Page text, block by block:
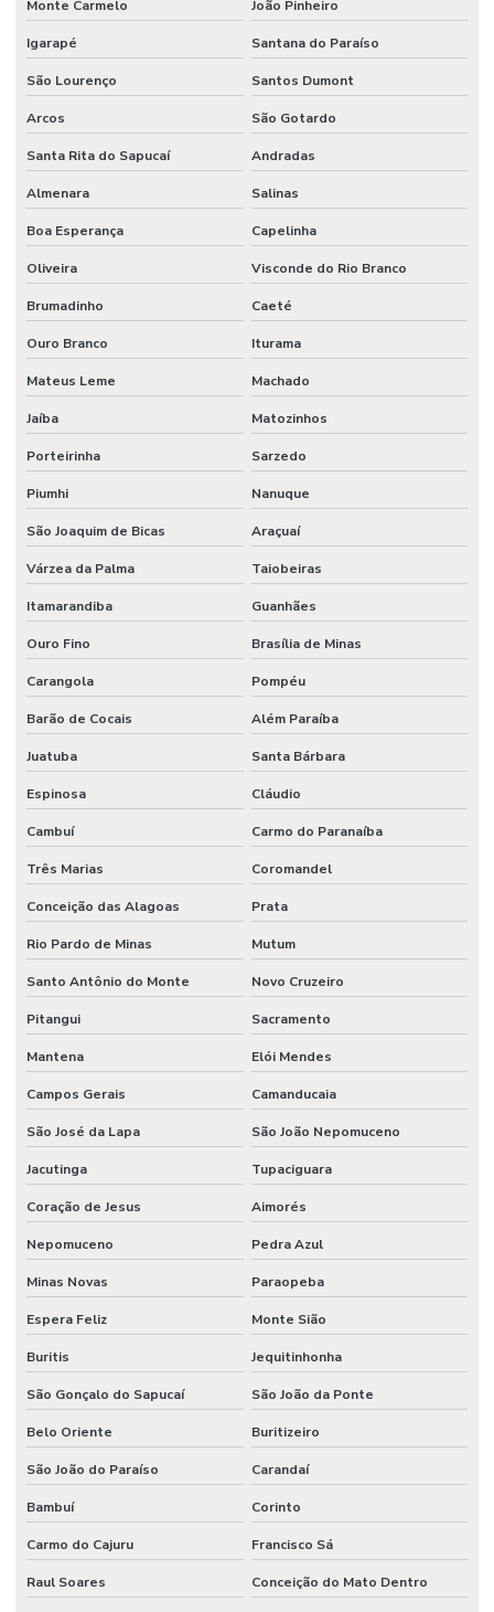
Lâminas Para Nivelamento De Terrenos Em Minas Gerais
Mangueira 100r7 Alta Pressão
Mangueira 100r7 Preta
Mangueira De Alta Pressão Em Minas Gerais
Mangueira Epdm Para Água Quente Em Minas Gerais
Mangueira Hidráulica
Mangueira Hidráulica 100r14 Alta Pressão
Mangueira Hidráulica 100r15
Mangueira Hidráulica Alta Pressão
Mangueira Hidráulica Alta Pressão 100r2at
Mangueira Hidráulica Com Espirais De Aço
Mangueira Hidráulica De Alta Pressão Em Minas Gerais
Mangueira Hidráulica Preço
Mangueira Vapor Saturado
Manômetro De Pressão
Manômetro De Pressão Com Caixa Em Inox
Manutenção De Equipamentos Hidráulicos
Motor Hidráulico
Óleo De Motor
Óleo Direção
Óleo Hidráulico
Óleo Hidráulico Para Direção
Onde Comprar Ponteira De Direção
Onde Comprar Retentor Para Máquinas
Onde Encontrar Anel Backup Nitrica
Onde Encontrar Anel Quadrado De Borracha Em Minas
Onde Encontrar Reparo Para Cilindro Hidráulico
Pistom Hidráulico
Ponteira De Direção
Preços De Terminal Hidraulico Macho Fixo Npt
Preços De Válvula Reguladora De Fluxo Em Minas Gerais
Raspador Hidráulico
Monte Carmelo João Pinheiro
Igarapé Santana do Paraíso
São Lourenço Santos Dumont
Arcos São Gotardo
Santa Rita do Sapucaí Andradas
Almenara Salinas
Boa Esperança Capelinha
Oliveira Visconde do Rio Branco
Brumadinho Caeté
Ouro Branco Iturama
Mateus Leme Machado
Jaíba Matozinhos
Porteirinha Sarzedo
Piumhi Nanuque
São Joaquim de Bicas Araçuaí
Várzea da Palma Taiobeiras
Itamarandiba Guanhães
Ouro Fino Brasília de Minas
Carangola Pompéu
Barão de Cocais Além Paraíba
Juatuba Santa Bárbara
Espinosa Cláudio
Cambuí Carmo do Paranaíba
Três Marias Coromandel
Conceição das Alagoas Prata
Rio Pardo de Minas Mutum
Santo Antônio do Monte Novo Cruzeiro
Pitangui Sacramento
Mantena Elói Mendes
Campos Gerais Camanducaia
São José da Lapa São João Nepomuceno
Jacutinga Tupaciguara
Coração de Jesus Aimorés
Nepomuceno Pedra Azul
Minas Novas Paraopeba
Espera Feliz Monte Sião
Buritis Jequitinhonha
São Gonçalo do Sapucaí São João da Ponte
Belo Oriente Buritizeiro
São João do Paraíso Carandaí
Bambuí Corinto
Carmo do Cajuru Francisco Sá
Raul Soares Conceição do Mato Dentro